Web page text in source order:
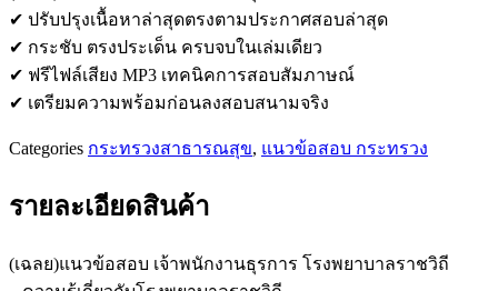
พนักงาน
ธุรการ
โรง
พยาบาล
ราชวิถี
✔ ปรับปรุงเนื้อหาล่าสุดตรงตามประกาศสอบล่าสุด
✔ กระชับ ตรงประเด็น ครบจบในเล่มเดียว
✔ ฟรีไฟล์เสียง MP3 เทคนิคการสอบสัมภาษณ์
✔ เตรียมความพร้อมก่อนลงสอบสนามจริง
Categories กระทรวงสาธารณสุข, แนวข้อสอบ กระทรวง
รายละเอียดสินค้า
(เฉลย)แนวข้อสอบ เจ้าพนักงานธุรการ โรงพยาบาลราชวิถี